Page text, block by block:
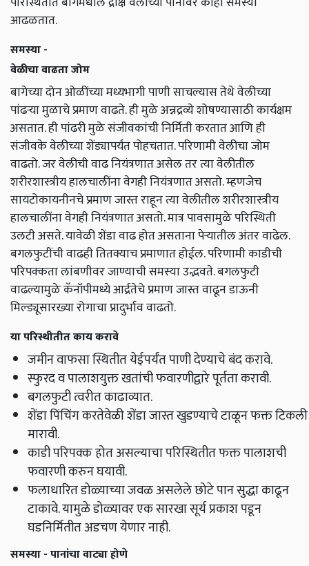
आढळतात.
समस्या -
वेळीचा वाढता जोम
बागेच्या दोन ओळींच्या मध्यभागी पाणी साचल्यास तेथे वेलीच्या
पांढऱ्या मुळाचे प्रमाण वाढते. ही मुळे अन्नद्रव्ये शोषण्यासाठी कार्यक्षम
असतात. ही पांढरी मुळे संजीवकांची निर्मिती करतात आणि ही
संजीवके वेलीच्या शेंड्यापर्यंत पोहचतात. परिणामी वेलीचा जोम
वाढतो. जर वेलीची वाढ नियंत्रणात असेल तर त्या वेलीतील
शरीरशास्त्रीय हालचालींना वेगही नियंत्रणात असतो. म्हणजेच
सायटोकायनीनचे प्रमाण जास्त राहून त्या वेलीतील शरीरशास्त्रीय
हालचालींना वेगही नियंत्रणात असतो. मात्र पावसामुळे परिस्थिती
उलटी असते. यावेळी शेंडा वाढ होत असताना पेऱ्यातील अंतर वाढेल.
बगलफुटींची वाढही तितक्याच प्रमाणात होईल. परिणामी काडीची
परिपक्कता लांबणीवर जाण्याची समस्या उद्भवते. बगलफुटी
वाढल्यामुळे कॅनॉपीमध्ये आर्द्रतेचे प्रमाण जास्त वाढून डाऊनी
मिल्ड्यूसारख्या रोगाचा प्रादुर्भाव वाढतो.
या परिस्थीतीत काय करावे
जमीन वाफसा स्थितीत येईपर्यंत पाणी देण्याचे बंद करावे.
स्फुरद व पालाशयुक्त खतांची फवारणीद्वारे पूर्तता करावी.
बगलफुटी त्वरीत काढाव्यात.
शेंडा पिंचिंग करतेवेळी शेंडा जास्त खुडण्याचे टाळून फक्त टिकली
मारावी.
काडी परिपक्क होत असल्याचा परिस्थितीत फक्त पालाशची
फवारणी करुन घयावी.
फलाधारित डोळ्याच्या जवळ असलेले छोटे पान सुद्धा काढून
टाकावे. यामुळे डोळ्यावर एक सारखा सूर्य प्रकाश पडून
घडनिर्मितीत अडचण येणार नाही.
समस्या - पानांचा वाट्या होणे